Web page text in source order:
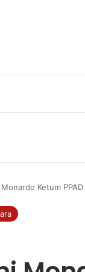
Ketum